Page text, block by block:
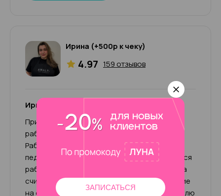
Ирина (+500р к чеку)
4.97 159 отзывов
Ирина (+500р к чеку)
Приветствую, меня зовут Ирина! Мой опыт
работы 11 лет, я топ-мастер универсал.
Работаю во всех техниках маникюра и
педикюра, а также SMART. Мне очень нравится
работать с ножками, привожу их в порядок за
считаные часы. Также выполняю наращивание
на формы и дизайны разной сложности. Люблю
ЗАПИСАТЬСЯ